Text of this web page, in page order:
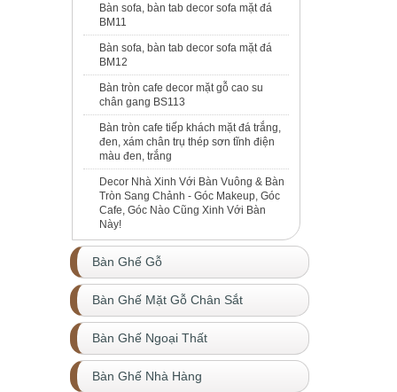
Bàn sofa, bàn tab decor sofa mặt đá
BM11
Bàn sofa, bàn tab decor sofa mặt đá
BM12
Bàn tròn cafe decor mặt gỗ cao su
chân gang BS113
Bàn tròn cafe tiếp khách mặt đá trắng,
đen, xám chân trụ thép sơn tĩnh điện
màu đen, trắng
Decor Nhà Xinh Với Bàn Vuông & Bàn
Tròn Sang Chảnh - Góc Makeup, Góc
Cafe, Góc Nào Cũng Xinh Với Bàn
Này!
Bàn Ghế Gỗ
Bàn Ghế Mặt Gỗ Chân Sắt
Bàn Ghế Ngoại Thất
Bàn Ghế Nhà Hàng